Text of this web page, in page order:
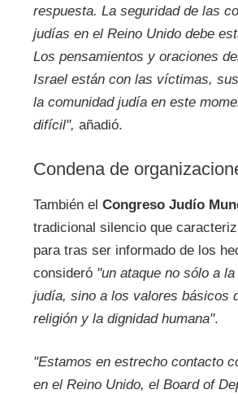
respuesta. La seguridad de las
judías en el Reino Unido debe
Los pensamientos y oraciones
Israel están con las víctimas,
la comunidad judía en este
difícil", añadió.
Condena de
También el Congreso Judío
tradicional silencio que
para tras ser informado de los
consideró "un ataque no sólo a
judía, sino a los valores básicos
religión y la dignidad humana".
"Estamos en estrecho contacto
en el Reino Unido, el Board of